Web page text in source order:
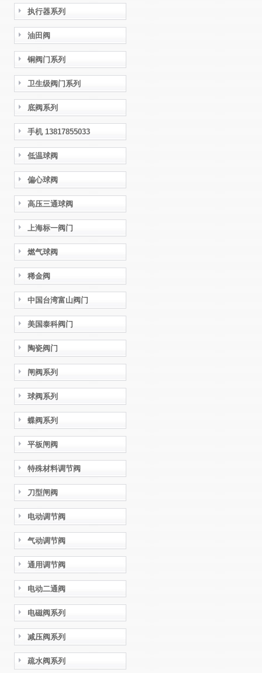
执行器系列
油田阀
铜阀门系列
卫生级阀门系列
底阀系列
手机 13817855033
低温球阀
偏心球阀
高压三通球阀
上海标一阀门
燃气球阀
稀金阀
中国台湾富山阀门
美国泰科阀门
陶瓷阀门
闸阀系列
球阀系列
蝶阀系列
平板闸阀
特殊材料调节阀
刀型闸阀
电动调节阀
气动调节阀
通用调节阀
电动二通阀
电磁阀系列
减压阀系列
疏水阀系列